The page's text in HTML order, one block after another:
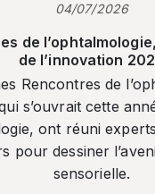
04/07/2026
de
de l’innovation
Rencontres de
s’ouvrait cette
ont réuni
pour dessiner
sensorielle.